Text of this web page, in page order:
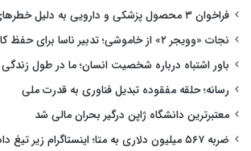
فراخوان ۳ محصول پزشکی و دارویی به دلیل خطرهای کیفی و ایمنی
نجات «وویجر ۲» از خاموشی؛ تدبیر ناسا برای حفظ کاوشگر ۴۸ ساله
باور اشتباه درباره شخصیت انسان؛ ما در طول
رسانه؛ حلقه مفقوده تبدیل فناوری به قدرت ملی
معتبرترین دانشگاه ژاپن درگیر بحران مالی شد
ضربه ۵۶۷ میلیون دلاری به متا؛ اینستاگرام زیر تیغ دادگاه